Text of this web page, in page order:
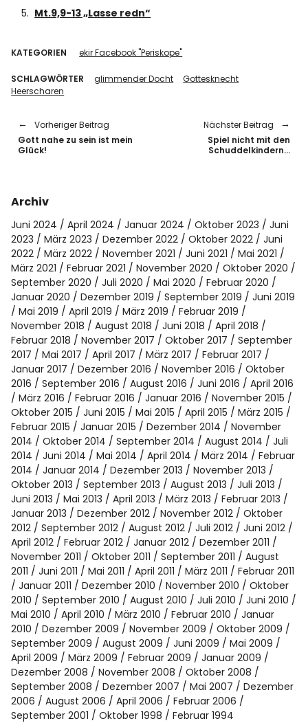
Mt.9,9-13 „Lasse redn“
KATEGORIEN ekir Facebook "Periskope"
SCHLAGWÖRTER glimmender Docht
Gottesknecht
Heerscharen
Vorheriger Beitrag
Gott nahe zu sein ist mein
Glück!
Nächster Beitrag
Spiel nicht mit den
Schuddelkindern…
Archiv
Juni 2024 April 2024 Januar 2024 Oktober 2023
Juni
2023
März 2023 Dezember 2022 Oktober 2022
Juni
2022
März 2022 November 2021 Juni 2021
Mai 2021
März 2021
Februar 2021 November 2020
Oktober 2020
September 2020
Juli 2020 Mai 2020
Februar 2020
Januar 2020
Dezember 2019 September 2019
Juni 2019
Mai 2019
April 2019 März 2019
Februar 2019
November 2018
August 2018 Juni 2018
April 2018
Februar 2018
November 2017 Oktober 2017
September
2017
Mai 2017 April 2017 März 2017
Februar 2017
Januar 2017
Dezember 2016 November 2016
Oktober
2016
September 2016 August 2016 Juni 2016
April 2016
März 2016
Februar 2016 Januar 2016
November 2015
Oktober 2015
Juni 2015 Mai 2015 April 2015
März 2015
Februar 2015
Januar 2015 Dezember 2014
November
2014
Oktober 2014 September 2014 August 2014
Juli
2014
Juni 2014 Mai 2014 April 2014 März 2014
Februar
2014
Januar 2014 Dezember 2013
November 2013
Oktober 2013
September 2013 August 2013
Juli 2013
Juni 2013
Mai 2013 April 2013 März 2013
Februar 2013
Januar 2013
Dezember 2012 November 2012
Oktober
2012
September 2012 August 2012 Juli 2012
Juni 2012
April 2012
Februar 2012 Januar 2012
Dezember 2011
November 2011
Oktober 2011 September 2011
August
2011
Juni 2011 Mai 2011 April 2011 März 2011
Februar 2011
Januar 2011
Dezember 2010 November 2010
Oktober
2010
September 2010 August 2010 Juli 2010
Juni 2010
Mai 2010
April 2010 März 2010 Februar 2010
Januar
2010
Dezember 2009 November 2009
Oktober 2009
September 2009
August 2009 Juni 2009
Mai 2009
April 2009
März 2009 Februar 2009
Januar 2009
Dezember 2008
November 2008
Oktober 2008
September 2008
Dezember 2007 Mai 2007
Dezember
2006
August 2006 April 2006
Februar 2006
September 2001
Oktober 1998 Februar 1994